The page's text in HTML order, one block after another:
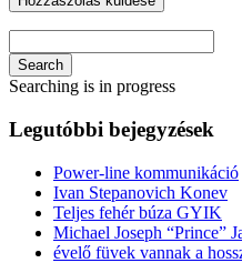
Search
Searching is in progress
Legutóbbi bejegyzések
Power-line kommunikáció
Ivan Stepanovich Konev
Teljes fehér búza GYIK
Michael Joseph “Prince”
évelő füvek vannak a